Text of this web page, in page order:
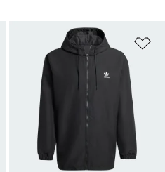
Adicionar à Lista de Desejos